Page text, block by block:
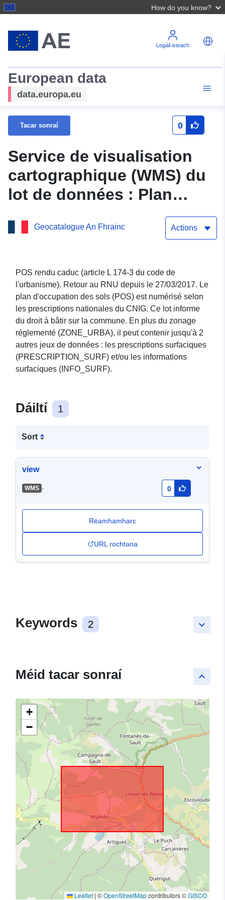
How do you know?
Logáil isteach
European data
data.europa.eu
Tacar sonraí 0
Service de visualisation
cartographique (WMS) du
lot de données : Plan
d'occupation des sols de
ROUZE
Geocatalogue An Fhrainc Actions
POS rendu caduc (article L 174-3 du code de
l'urbanisme). Retour au RNU depuis le 27/03/2017. Le
plan d'occupation des sols (POS) est numérisé selon
les prescriptions nationales du CNIG. Ce lot informe
du droit à bâtir sur la commune. En plus du zonage
réglementé (ZONE_URBA), il peut contenir jusqu'à 2
autres jeux de données : les prescriptions surfaciques
(PRESCRIPTION_SURF) et/ou les informations
surfaciques (INFO_SURF).
Dáiltí 1
Sort
view
WMS - 0
Réamhamharc
URL rochtana
keyboard_arrow_down
Keywords 2
keyboard_arrow_up
Méid tacar sonraí
+
−
Leaflet | ©OpenStreetMapcontributors ©GISCO